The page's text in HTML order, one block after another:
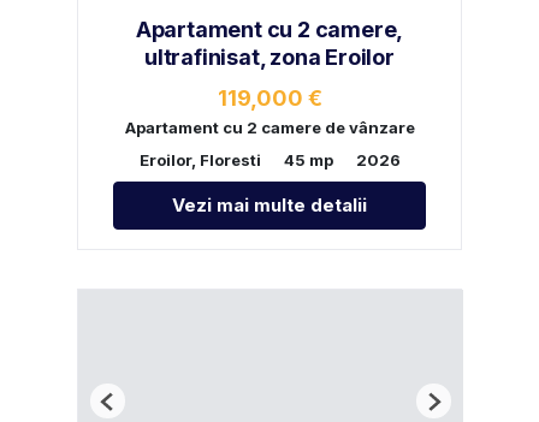
Apartament cu 2 camere,
ultrafinisat, zona Eroilor
119,000 €
Apartament cu 2 camere de vânzare
Eroilor, Floresti
45 mp 2026
Vezi mai multe detalii
Previous Next